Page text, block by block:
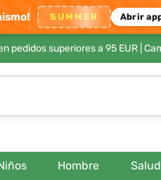
SUMMER Abrir
pedidos superiores a 95 EUR|
Hombre Salud